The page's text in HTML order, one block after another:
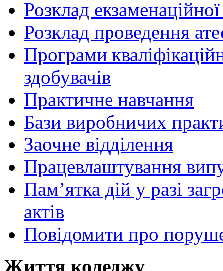
Розклад екзаменаційної
Розклад проведення
Програми
здобувачів
Практичне навчання
Бази виробничих
Заочне відділення
Працевлаштування
Пам’ятка дій у разі
актів
Повідомити про
Життя коледжу